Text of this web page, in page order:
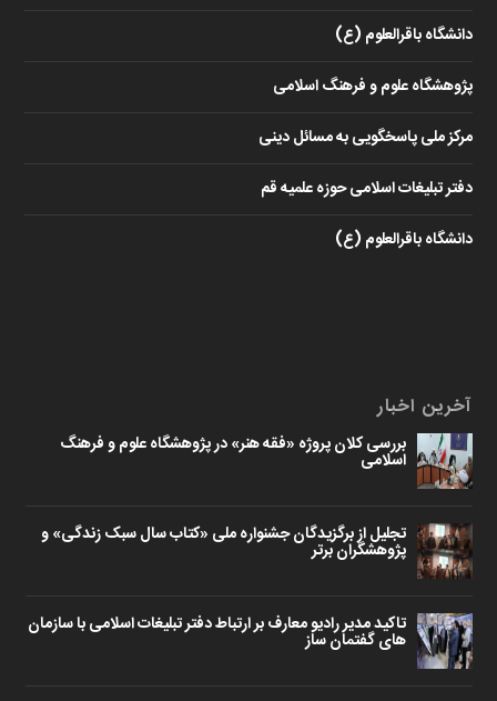
دانشگاه باقرالعلوم (ع)
پژوهشگاه علوم و فرهنگ اسلامی
مرکز ملی پاسخگویی به مسائل دینی
دفتر تبلیغات اسلامی حوزه علمیه قم
دانشگاه باقرالعلوم (ع)
آخرین اخبار
بررسی کلان پروژه «فقه هنر» در پژوهشگاه علوم و فرهنگ
اسلامی
تجلیل از برگزیدگان جشنواره ملی «کتاب سال سبک زندگی» و
پژوهشگران برتر
تاکید مدیر رادیو معارف بر ارتباط دفتر تبلیغات اسلامی با سازمان
های گفتمان ساز